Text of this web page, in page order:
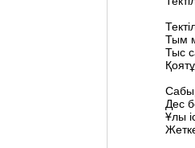
Тым
Тыс
Дес
Ұлы